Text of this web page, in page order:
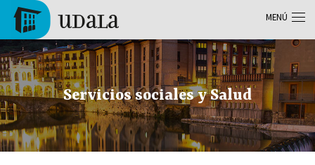
Pasar al contenido principal
Tolosa
Servicios sociales y Salud
MENÚ